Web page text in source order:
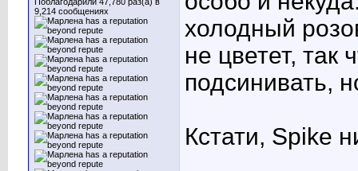
9,214 сообщениях
холодный
не цветет, так
подсинивать,
Кстати, Spike